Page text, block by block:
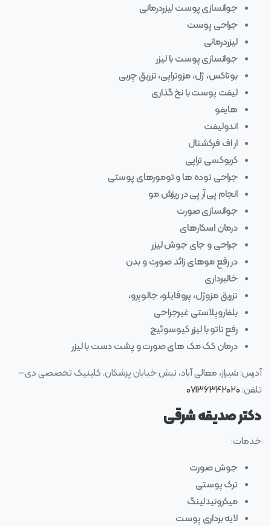
جوانسازی پوست لیزردرمانی
جراحی پوست
لیزردرمانی
جوانسازی پوست با لیزر
بوتاکس، ژل، مزوتراپی، تزریق چربی
لیفت پوست با نخ گذاری
هایفو
اندولیفت
ار اف فرکشنال
کربوکسی تراپی
جراحی توده ها و تومورهای پوستی
انجام پی آر پی در ریزش مو
جوانسازی صورت
درمان اسکارهای
جراحی و جای جوش لیزر
در رفع موهای زائد صورت و بدن
خالبرداری
تزریق مزوژل، پروفایلو، جالوپرو،
بلفاروپلاستی غیرجراحی
رفع تاتو با لیزر کیوسوئیچ
درمان کک مک های صورت و پشت دست با لیزر
آدرس: شیراز، معالی آباد، نبش خیابان پزشکان. کلینیک تخصصی دی –
تلفن: ۰۷۱۳۶۳۴۲۰۲۰
دکتر صدیقه شرقی
خدمات:
جوش صورت
ترک پوستی
میکرونیدلینگ
لایه برداری پوست